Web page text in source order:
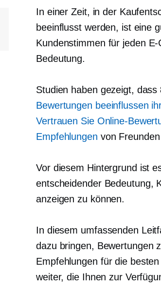
In einer Zeit, in der
beeinflusst werden, ist eine
Kundenstimmen für jeden
Bedeutung.
Studien haben gezeigt,
Bewertungen beeinflussen
Vertrauen Sie Online-
Empfehlungen von
Vor diesem Hintergrund ist
entscheidender Bedeutung,
anzeigen zu können.
In diesem umfassenden
dazu bringen, Bewertungen
Empfehlungen für die
weiter, die Ihnen zur